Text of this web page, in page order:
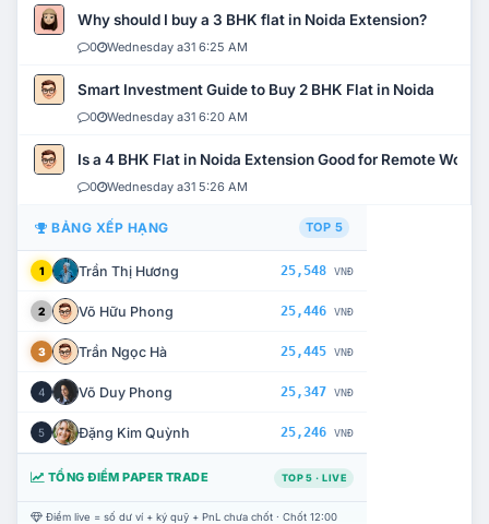
Why should I buy a 3 BHK flat in Noida Extension?
0 Wednesday a31 6:25 AM
Smart Investment Guide to Buy 2 BHK Flat in Noida
0 Wednesday a31 6:20 AM
Is a 4 BHK Flat in Noida Extension Good for Remote Work?
0 Wednesday a31 5:26 AM
BẢNG XẾP HẠNG TOP 5
1 Trần Thị Hương 25,548 VNĐ
2 Võ Hữu Phong 25,446 VNĐ
3 Trần Ngọc Hà 25,445 VNĐ
4 Võ Duy Phong 25,347 VNĐ
5 Đặng Kim Quỳnh 25,246 VNĐ
TỔNG ĐIỂM PAPER TRADE TOP 5 · LIVE
Điểm live = số dư ví + ký quỹ + PnL chưa chốt · Chốt 12:00